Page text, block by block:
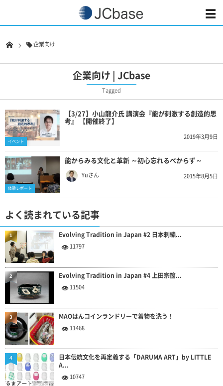
企業向け
企業向け | JCbase
Tagged
イベント
【3/27】小山龍介氏 講演会『能が刺激する創造的思
考』 【開催終了】
2019年3月9日
体験レポート
能からみる文化と革新 ～初心忘れるべからず～
Yuさん 2015年8月5日
よく読まれている記事
Evolving Tradition in Japan #2 日本刺繍...
11797
1
Evolving Tradition in Japan #4 上田宗箇...
11504
2
MAOはんコインランドリーで着物を洗う！
11468
3
日本伝統文化を再定義する「DARUMA ART」by LITTLE
A...
10747
4